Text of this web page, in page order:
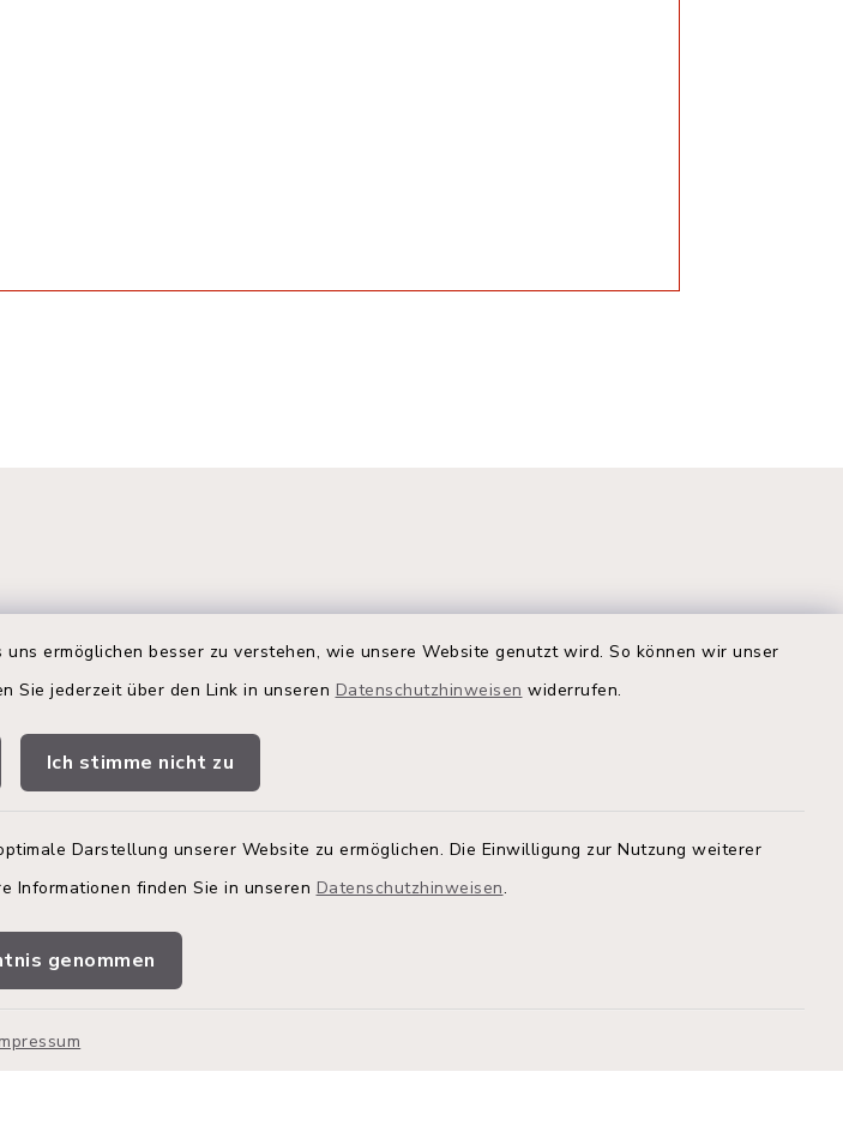
ermöglichen besser zu verstehen, wie unsere Website genutzt wird. So können wir unser
Sie jederzeit über den Link in unseren Datenschutzhinweisen widerrufen.
Ich stimme nicht zu
Darstellung unserer Website zu ermöglichen. Die Einwilligung zur Nutzung weiterer
Informationen finden Sie in unseren Datenschutzhinweisen.
genommen
Terminbuchung
Buchen Sie Ihren Termin!
einen Termin im Rathaus zu
vereinbaren.
vereinbaren.
Quicklinks